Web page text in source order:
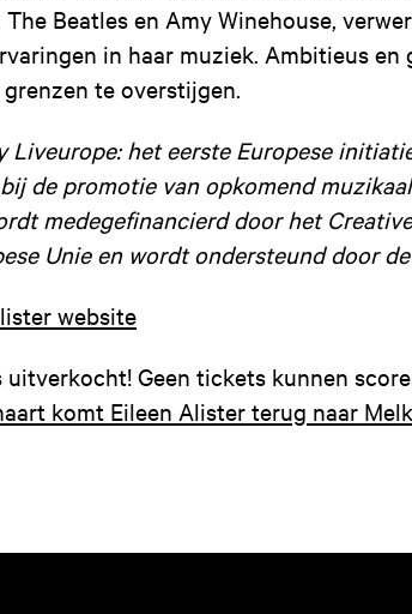
The Beatles en Amy Winehouse,
in haar muziek. Ambitieus en
te overstijgen.
Liveurope: het eerste Europese
de promotie van opkomend
medegefinancierd door het
Unie en wordt ondersteund door
website
uitverkocht! Geen tickets kunnen
komt Eileen Alister terug naar